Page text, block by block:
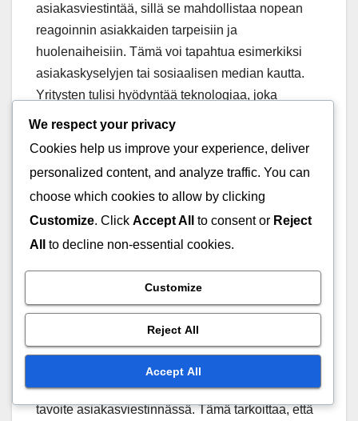
asiakasviestintää, sillä se mahdollistaa nopean
reagoinnin asiakkaiden tarpeisiin ja
huolenaiheisiin. Tämä voi tapahtua esimerkiksi
asiakaskyselyjen tai sosiaalisen median kautta.
Yritysten tulisi hyödyntää teknologiaa, joka
mahdollistaa palautteen keräämisen ja
Esimerkiksi asiakaspalvelu voi käyttää
reaaliaikaisia työkaluja, jotka auttavat seuraamaan
asiakastyytyväisyyttä ja reagoimaan nopeasti
negatiivisiin kokemuksiin. Tämä voi parantaa
asiakassuhteita ja vähentää asiakaspoistumaa.
Asiakaskokemuksen
parantaminen
Asiakaskokemuksen parantaminen on keskeinen
tavoite asiakasviestinnässä. Tämä tarkoittaa, että
We respect your privacy
Cookies help us improve your experience, deliver
personalized content, and analyze traffic. You can
choose which cookies to allow by clicking
Customize. Click Accept All to consent or Reject
All
to decline non-essential cookies.
Customize
Reject All
Accept All